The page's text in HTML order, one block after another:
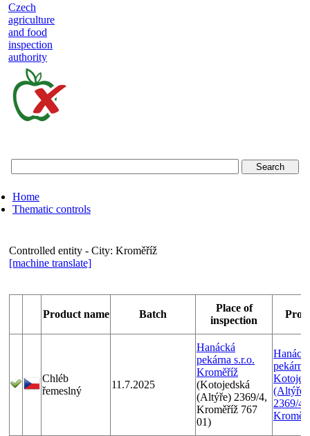
Czech
agriculture
and food
inspection
authority
food
inspection
Home
Thematic controls
Controlled entity - City: Kroměříž
[machine translate]
Product name Batch
Place of
inspection
Chléb
řemeslný
11.7.2025
Hanácká
pekárna s.r.o.
Kroměříž
(Kotojedská
(Altýře) 2369/4,
Kroměříž 767
01)
(Altýře)
2369/4,